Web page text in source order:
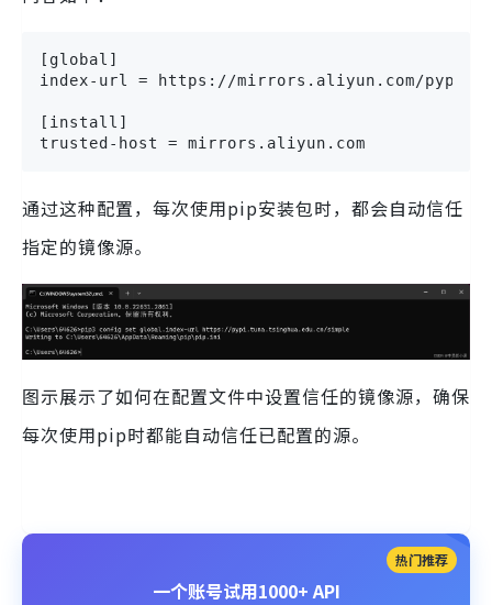
[global]
index-url = https://mirrors.aliyun.com/pypi/
[install]
trusted-host = mirrors.aliyun.com
通过这种配置，每次使用pip安装包时，都会自动信任
指定的镜像源。
图示展示了如何在配置文件中设置信任的镜像源，确保
每次使用pip时都能自动信任已配置的源。
热门推荐
一个账号试用1000+ API